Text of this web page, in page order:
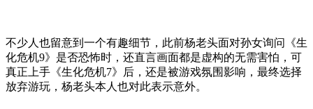
不少人也留意到一个有趣细节，此前杨老头面对孙女询问《生
化危机9》是否恐怖时，还直言画面都是虚构的无需害怕，可
真正上手《生化危机7》后，还是被游戏氛围影响，最终选择
放弃游玩，杨老头本人也对此表示意外。